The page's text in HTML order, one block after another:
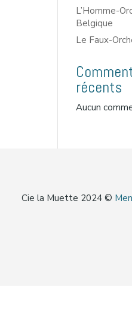
L’Homme-
Belgique
Le Faux-
récents
Aucun
Cie la Muette 2024 ©